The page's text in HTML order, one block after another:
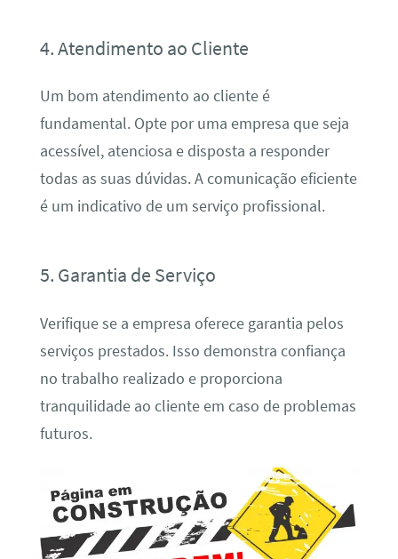
4. Atendimento ao Cliente
Um bom atendimento ao cliente é
fundamental. Opte por uma empresa que seja
acessível, atenciosa e disposta a responder
todas as suas dúvidas. A comunicação eficiente
é um indicativo de um serviço profissional.
5. Garantia de Serviço
Verifique se a empresa oferece garantia pelos
serviços prestados. Isso demonstra confiança
no trabalho realizado e proporciona
tranquilidade ao cliente em caso de problemas
futuros.